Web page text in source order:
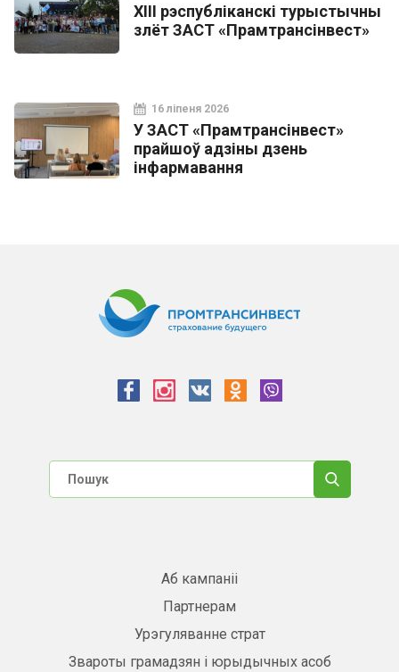
XIII рэспубліканскі турыстычны
злёт ЗАСТ «Прамтрансінвест»
16 ліпеня 2026
У ЗАСТ «Прамтрансінвест»
прайшоў адзіны дзень
інфармавання
Аб кампаніі
Партнерам
Урэгуляванне страт
Звароты грамадзян і юрыдычных асоб